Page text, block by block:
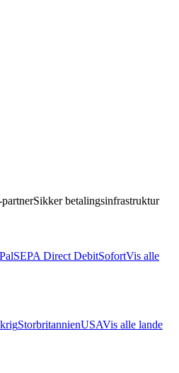
Sikker betalingsinfrastruktur
SEPA Direct DebitSofortVis alle
StorbritannienUSAVis alle lande